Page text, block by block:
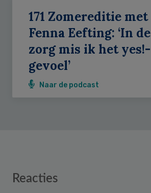
171 Zomereditie met
Fenna Eefting: ‘In de
zorg mis ik het yes!-
gevoel’
Naar de podcast
Reader
Reacties